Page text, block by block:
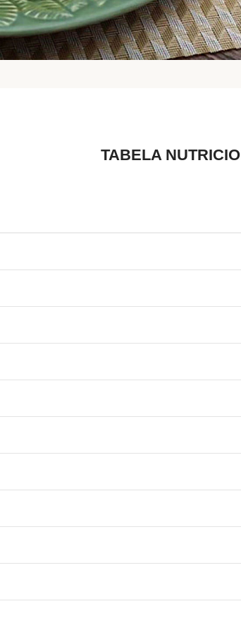
TABELA